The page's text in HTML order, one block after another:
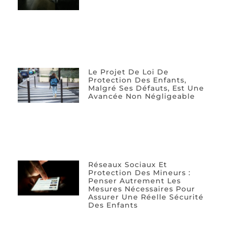
Le Projet De Loi De
Protection Des Enfants,
Malgré Ses Défauts, Est Une
Avancée Non Négligeable
Réseaux Sociaux Et
Protection Des Mineurs :
Penser Autrement Les
Mesures Nécessaires Pour
Assurer Une Réelle Sécurité
Des Enfants